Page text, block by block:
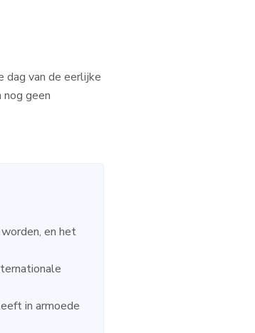
dag van de eerlijke
geen
en het
in armoede